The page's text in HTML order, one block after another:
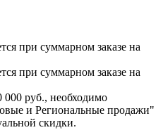
при суммарном заказе на
при суммарном заказе на
руб., необходимо
и Региональные продажи"
скидки.